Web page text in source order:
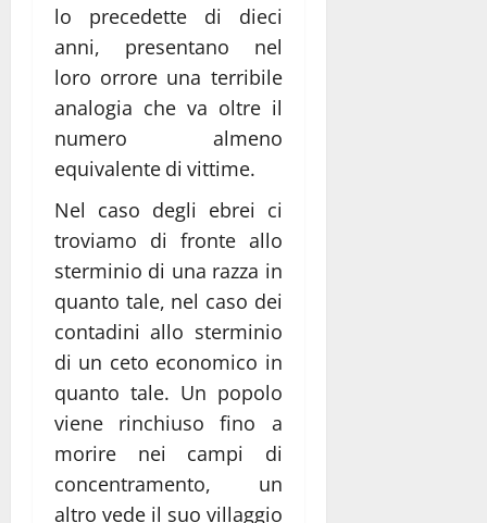
lo precedette di dieci
anni, presentano nel
loro orrore una terribile
analogia che va oltre il
numero almeno
equivalente di vittime.
Nel caso degli ebrei ci
troviamo di fronte allo
sterminio di una razza in
quanto tale, nel caso dei
contadini allo sterminio
di un ceto economico in
quanto tale. Un popolo
viene rinchiuso fino a
morire nei campi di
concentramento, un
altro vede il suo villaggio